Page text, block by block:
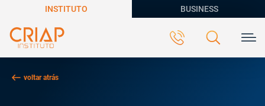
INSTITUTO BUSINESS
voltar atrás